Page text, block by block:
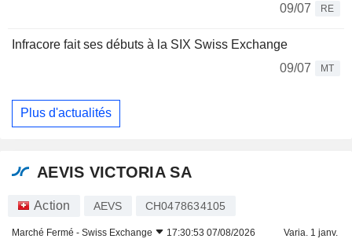
09/07
RE
Infracore fait ses débuts à la SIX Swiss Exchange
09/07
MT
Plus d'actualités
AEVIS VICTORIA SA
Action AEVS CH0478634105
Marché Fermé - Swiss Exchange 17:30:53 07/08/2026 Varia. 1 janv.